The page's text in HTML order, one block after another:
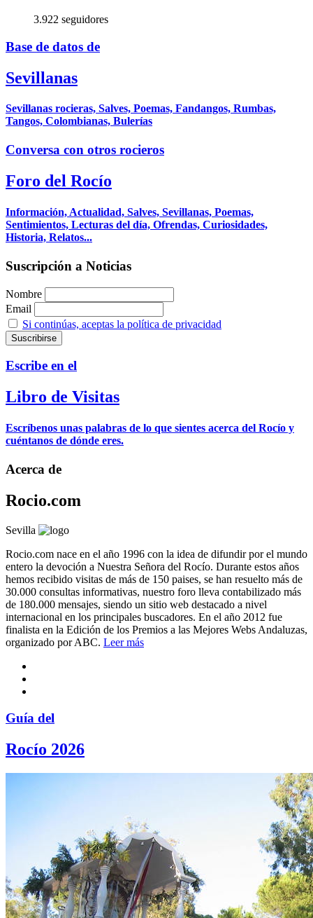
3.922 seguidores
Base de datos de
Sevillanas
Sevillanas rocieras, Salves, Poemas, Fandangos, Rumbas,
Tangos, Colombianas, Bulerías
Conversa con otros rocieros
Foro del Rocío
Información, Actualidad, Salves, Sevillanas, Poemas,
Sentimientos, Lecturas del día, Ofrendas, Curiosidades,
Historia, Relatos...
Suscripción a Noticias
Nombre
Email
Si continúas, aceptas la política de privacidad
Escribe en el
Libro de Visitas
Escríbenos unas palabras de lo que sientes acerca del Rocío y
cuéntanos de dónde eres.
Acerca de
Rocio.com
Sevilla
Rocio.com nace en el año 1996 con la idea de difundir por el mundo
entero la devoción a Nuestra Señora del Rocío. Durante estos años
hemos recibido visitas de más de 150 paises, se han resuelto más de
30.000 consultas informativas, nuestro foro lleva contabilizado más
de 180.000 mensajes, siendo un sitio web destacado a nivel
internacional en los principales buscadores. En el año 2012 fue
finalista en la Edición de los Premios a las Mejores Webs Andaluzas,
organizado por ABC. Leer más
Guía del
Rocío 2026